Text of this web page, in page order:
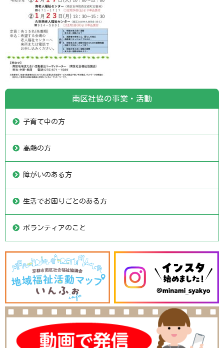
南区社協の事業・活動
子育て中の方
高齢の方
障がいのある方
生活でお困りごとのある方
ボランティアのこと